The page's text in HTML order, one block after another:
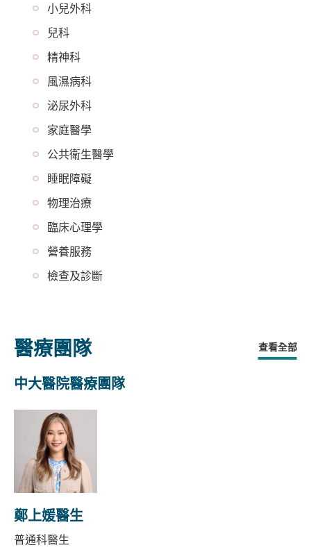
小兒外科
兒科
精神科
風濕病科
泌尿外科
家庭醫學
公共衛生醫學
睡眠障礙
物理治療
臨床心理學
營養服務
檢查及診斷
醫療團隊 查看全部
中大醫院醫療團隊
鄭上媛醫生
普通科醫生